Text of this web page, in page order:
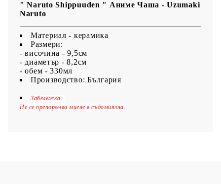
" Naruto Shippuuden " Аниме Чаша - Uzumaki
Naruto
Материал - керамика
Размери:
- височина - 9,5см
- диаметър - 8,2см
- обем - 330мл
Производство: България
Забележка:
Не се препоръчва миене в съдомиялна.